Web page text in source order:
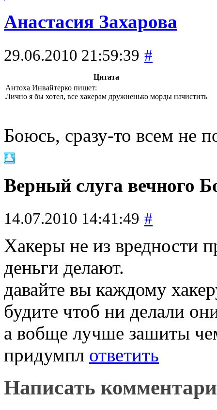
Анастасия Захарова
29.06.2010 21:59:39 #
Цитата
Антоха Инвайтерко пишет:
Лично я бы хотел, все хакерам дружненько морды начистить
Боюсь, сразу-то всем не
Верный слуга вечного
14.07.2010 14:41:49 #
Хакеры не из вредности
деньги делают.
давайте вы каждому
будите чтоб ни делали
а вобще лучше зашиты
придумпл ответить
Написать